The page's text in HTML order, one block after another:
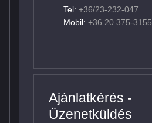
Tel: +36/23-232-047
Mobil: +36 20 375-3155
Ajánlatkérés -
Üzenetküldés